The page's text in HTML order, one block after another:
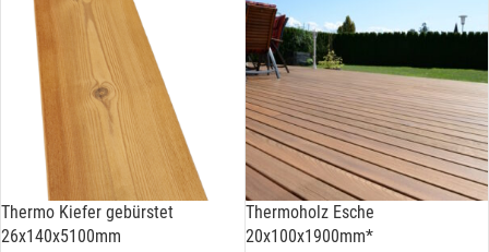
Thermo Kiefer gebürstet
26x140x5100mm
Thermoholz Esche
20x100x1900mm*
Name*
E-Mail*
Hiermit erkläre ich mich damit einverstanden, dass die Daten